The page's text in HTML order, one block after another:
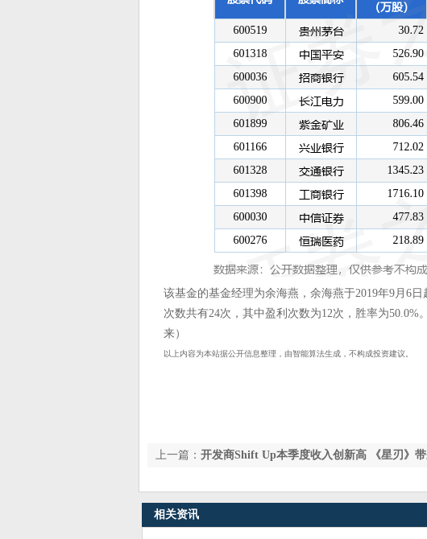
该基金的基金经理为余海燕，余海燕于2019年9月6
次数共有24次，其中盈利次数为12次，胜率为
来）
以上内容为本站据公开信息整理，由智能算法生成，不构成投资建议。
上一篇： 开发商Shift Up本季度收入创新高 《星刃》
相关资讯